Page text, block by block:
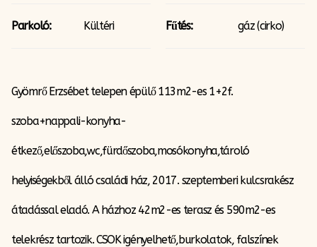
Parkoló: Kültéri Fűtés: gáz (cirko)
Gyömrő Erzsébet telepen épülő 113m2-es 1+2f.
szoba+nappali-konyha-
étkező,előszoba,wc,fürdőszoba,mosókonyha,tároló
helyiségekből álló családi ház, 2017. szeptemberi kulcsrakész
átadással eladó. A házhoz 42m2-es terasz és 590m2-es
telekrész tartozik. CSOK igényelhető,burkolatok, falszínek